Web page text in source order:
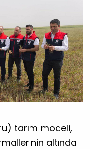
tarım modeli,
altında